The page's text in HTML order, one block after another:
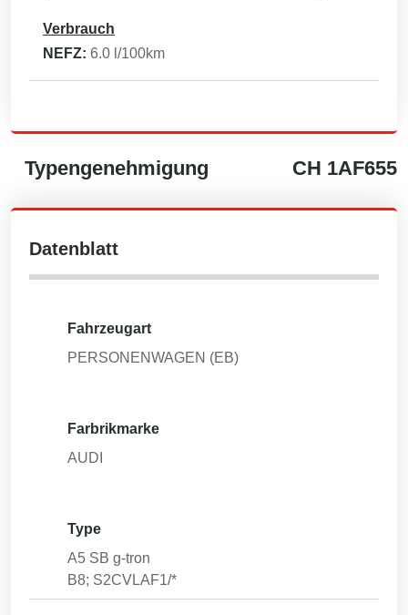
Verbrauch
NEFZ: 6.0 l/100km
Typengenehmigung CH 1AF655
Datenblatt
Fahrzeugart
PERSONENWAGEN (EB)
Farbrikmarke
AUDI
Type
A5 SB g-tron
B8; S2CVLAF1/*